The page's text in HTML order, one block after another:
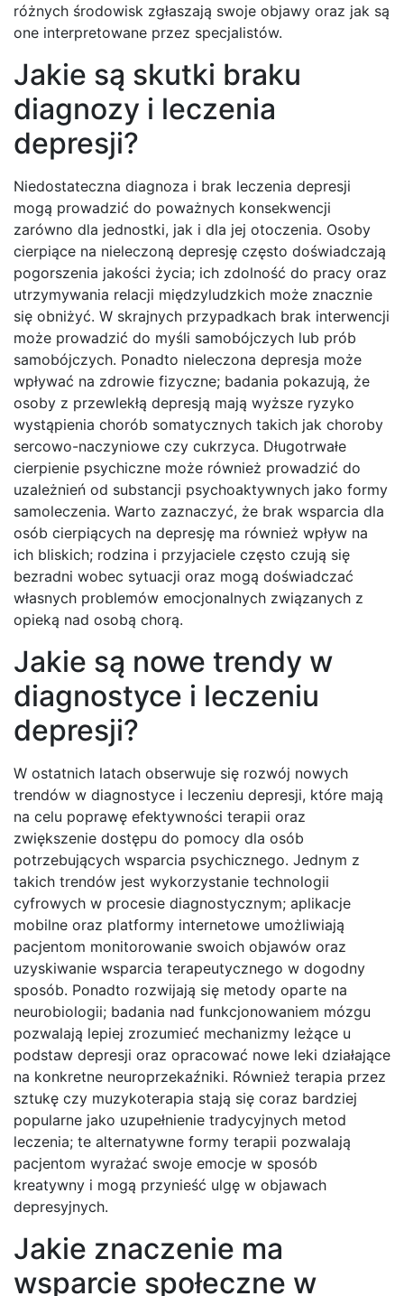
różnych środowisk zgłaszają swoje objawy oraz jak są
one interpretowane przez specjalistów.
Jakie są skutki braku
diagnozy i leczenia
depresji?
Niedostateczna diagnoza i brak leczenia depresji
mogą prowadzić do poważnych konsekwencji
zarówno dla jednostki, jak i dla jej otoczenia. Osoby
cierpiące na nieleczoną depresję często doświadczają
pogorszenia jakości życia; ich zdolność do pracy oraz
utrzymywania relacji międzyludzkich może znacznie
się obniżyć. W skrajnych przypadkach brak interwencji
może prowadzić do myśli samobójczych lub prób
samobójczych. Ponadto nieleczona depresja może
wpływać na zdrowie fizyczne; badania pokazują, że
osoby z przewlekłą depresją mają wyższe ryzyko
wystąpienia chorób somatycznych takich jak choroby
sercowo-naczyniowe czy cukrzyca. Długotrwałe
cierpienie psychiczne może również prowadzić do
uzależnień od substancji psychoaktywnych jako formy
samoleczenia. Warto zaznaczyć, że brak wsparcia dla
osób cierpiących na depresję ma również wpływ na
ich bliskich; rodzina i przyjaciele często czują się
bezradni wobec sytuacji oraz mogą doświadczać
własnych problemów emocjonalnych związanych z
opieką nad osobą chorą.
Jakie są nowe trendy w
diagnostyce i leczeniu
depresji?
W ostatnich latach obserwuje się rozwój nowych
trendów w diagnostyce i leczeniu depresji, które mają
na celu poprawę efektywności terapii oraz
zwiększenie dostępu do pomocy dla osób
potrzebujących wsparcia psychicznego. Jednym z
takich trendów jest wykorzystanie technologii
cyfrowych w procesie diagnostycznym; aplikacje
mobilne oraz platformy internetowe umożliwiają
pacjentom monitorowanie swoich objawów oraz
uzyskiwanie wsparcia terapeutycznego w dogodny
sposób. Ponadto rozwijają się metody oparte na
neurobiologii; badania nad funkcjonowaniem mózgu
pozwalają lepiej zrozumieć mechanizmy leżące u
podstaw depresji oraz opracować nowe leki działające
na konkretne neuroprzekaźniki. Również terapia przez
sztukę czy muzykoterapia stają się coraz bardziej
popularne jako uzupełnienie tradycyjnych metod
leczenia; te alternatywne formy terapii pozwalają
pacjentom wyrażać swoje emocje w sposób
kreatywny i mogą przynieść ulgę w objawach
depresyjnych.
Jakie znaczenie ma
wsparcie społeczne w